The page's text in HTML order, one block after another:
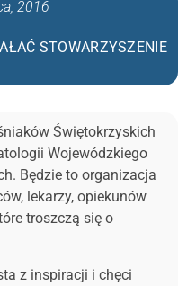
2016
STOWARZYSZENIE
Świętokrzyskich
Wojewódzkiego
Będzie to organizacja
lekarzy, opiekunów
troszczą się o
z inspiracji i chęci